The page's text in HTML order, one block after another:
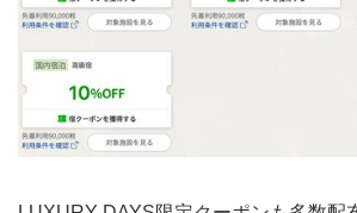
2人以
6月24日20時〜7月